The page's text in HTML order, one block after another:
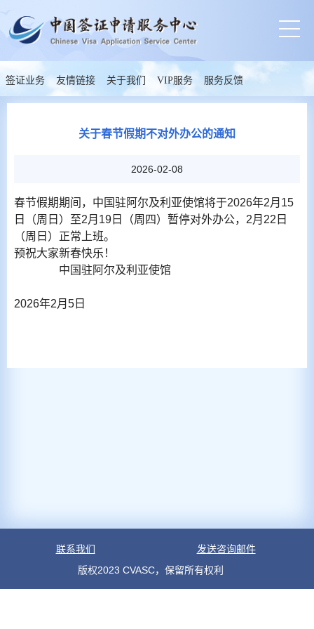
签证业务 友情链接 关于我们 VIP服务 服务反馈
关于春节假期不对外办公的通知
2026-02-08
春节假期期间，中国驻阿尔及利亚使馆将于2026年2月15
日（周日）至2月19日（周四）暂停对外办公，2月22日
（周日）正常上班。
预祝大家新春快乐！
中国驻阿尔及利亚使馆
2026年2月5日
联系我们
发送咨询邮件
版权2023 CVASC，保留所有权利